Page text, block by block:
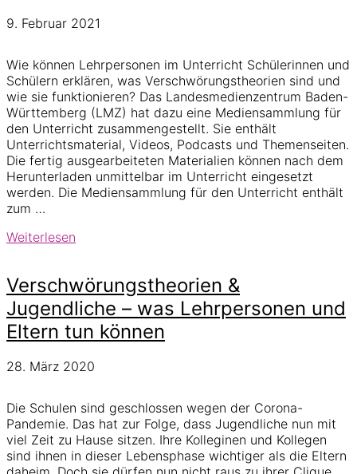
9. Februar 2021
Wie können Lehrpersonen im Unterricht Schülerinnen und
Schülern erklären, was Verschwörungstheorien sind und
wie sie funktionieren? Das Landesmedienzentrum Baden-
Württemberg (LMZ) hat dazu eine Mediensammlung für
den Unterricht zusammengestellt. Sie enthält
Unterrichtsmaterial, Videos, Podcasts und Themenseiten.
Die fertig ausgearbeiteten Materialien können nach dem
Herunterladen unmittelbar im Unterricht eingesetzt
werden. Die Mediensammlung für den Unterricht enthält
zum …
Verschwörungstheorien:
den
Unterricht
Weiterlesen
Verschwörungstheorien &
Jugendliche – was Lehrpersonen und
Eltern tun können
28. März 2020
Die Schulen sind geschlossen wegen der Corona-
Pandemie. Das hat zur Folge, dass Jugendliche nun mit
viel Zeit zu Hause sitzen. Ihre Kolleginen und Kollegen
sind ihnen in dieser Lebensphase wichtiger als die Eltern